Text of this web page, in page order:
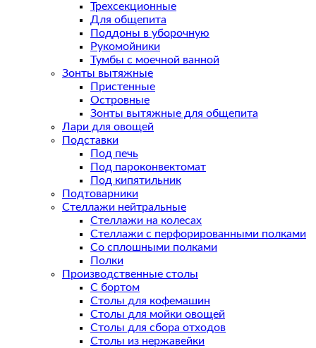
Трехсекционные
Для общепита
Поддоны в уборочную
Рукомойники
Тумбы с моечной ванной
Зонты вытяжные
Пристенные
Островные
Зонты вытяжные для общепита
Лари для овощей
Подставки
Под печь
Под пароконвектомат
Под кипятильник
Подтоварники
Стеллажи нейтральные
Стеллажи на колесах
Стеллажи с перфорированными полками
Со сплошными полками
Полки
Производственные столы
С бортом
Столы для кофемашин
Столы для мойки овощей
Столы для сбора отходов
Столы из нержавейки